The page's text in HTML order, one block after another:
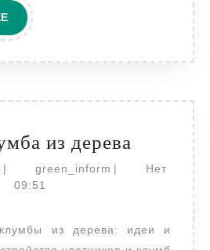
ЧИТАТЬ
ДАЛЕЕ
из дерева цветник
клумба
12
июля
| green_inform green_inform
|
Нет
09:51
из дерева: идеи и